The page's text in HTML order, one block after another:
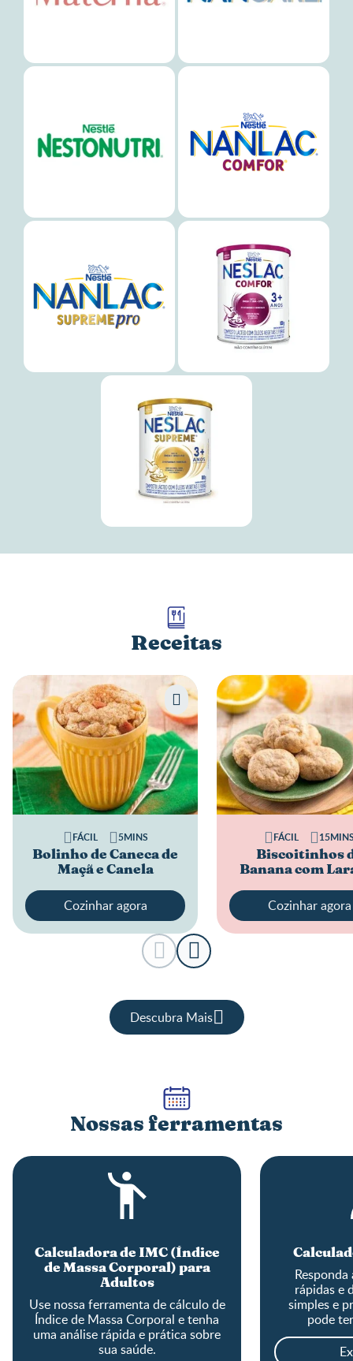
Receitas
Bolinho de Caneca de
Maçã e Canela
FÁCIL 5MINS
Cozinhar agora
Biscoitinhos
Banana com
FÁCIL
Cozinhar agora
Descubra Mais
Nossas ferramentas
Calculadora de IMC (Índice
de Massa Corporal) para
Adultos
Use nossa ferramenta de cálculo de
Índice de Massa Corporal e tenha
uma análise rápida e prática sobre
sua saúde.
rápidas e
simples e
pode